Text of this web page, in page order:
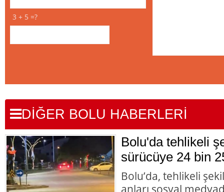
3 + 5 =?
DİĞER BOLU HABERLERİ
Bolu'da tehlikeli
sürücüye 24 bin
Bolu’da, tehlikeli
anları sosyal